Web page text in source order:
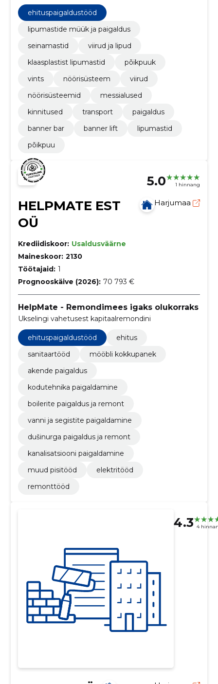
kogenud meeskond tagab professionaalse ja
esteetiliselt meeldiva lahenduse, mis lisab uhkust ja
elegantsi igale keskkonnale.
ehituspaigaldustööd
lipumastide müük ja paigaldus
seinamastid
viirud ja lipud
klaasplastist lipumastid
põikpuuk
vints
nöörisüsteem
viirud
nöörisüsteemid
messialused
kinnitused
transport
paigaldus
banner bar
banner lift
lipumastid
põikpuu
5.0 1 hinnang
HELPMATE EST
OÜ
Harjumaa
Krediidiskoor: Usaldusväärne
Maineskoor: 2130
Töötajaid: 1
Prognooskäive (2026): 70 793 €
HelpMate - Remondimees igaks olukorraks
Ukselingi vahetusest kapitaalremondini
ehituspaigaldustööd
ehitus
sanitaartööd
mööbli kokkupanek
akende paigaldus
kodutehnika paigaldamine
boilerite paigaldus ja remont
vanni ja segistite paigaldamine
dušinurga paigaldus ja remont
kanalisatsiooni paigaldamine
muud pisitööd
elektritööd
remonttööd
4.3 4